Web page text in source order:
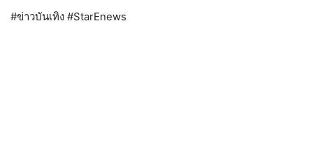
#ข่าวบันเทิง #StarEnews